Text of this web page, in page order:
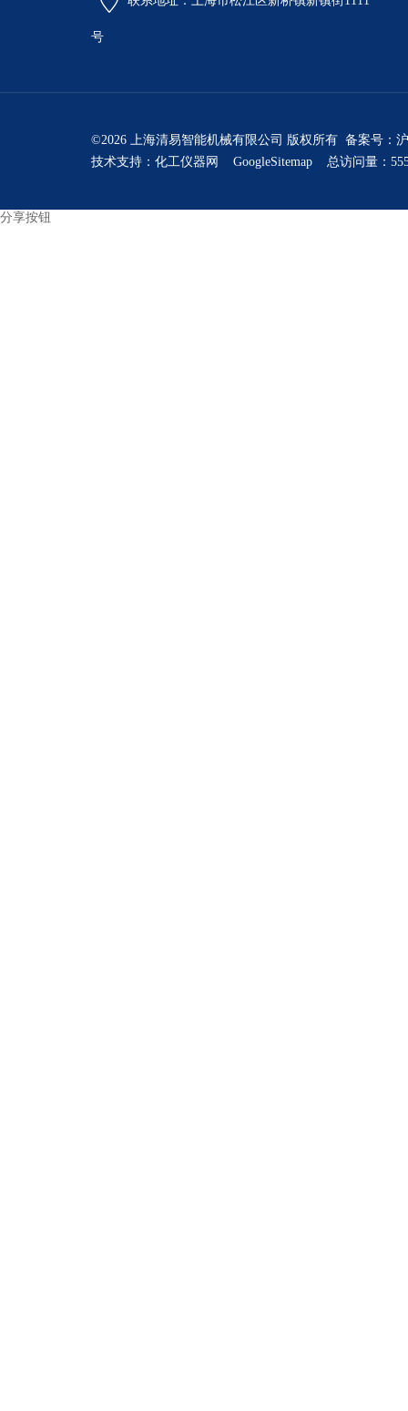
号
©2026 上海清易智能机械有限公司 版权所有 备案号：
技术支持： 化工仪器网 GoogleSitemap 总访问量：
分享按钮